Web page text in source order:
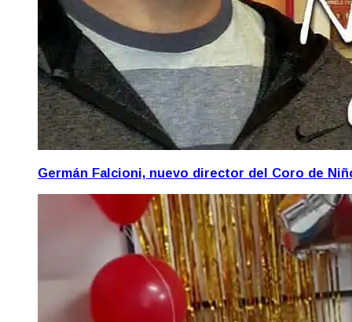
Germán Falcioni, nuevo director del Coro de